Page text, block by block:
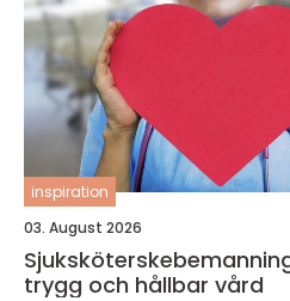
inspiration
03. August 2026
Sjuksköterskebemanning en nyckelfråga
trygg och hållbar vård